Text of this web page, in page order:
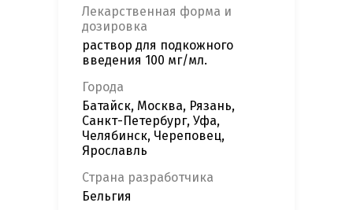
Лекарственная форма и
дозировка
раствор для подкожного
введения 100 мг/мл.
Города
Батайск, Москва, Рязань,
Санкт-Петербург, Уфа,
Челябинск, Череповец,
Ярославль
Страна разработчика
Бельгия